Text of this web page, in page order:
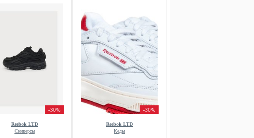
-30%
Reebok LTD
Сникерсы
-30%
Reebok LTD
Кеды